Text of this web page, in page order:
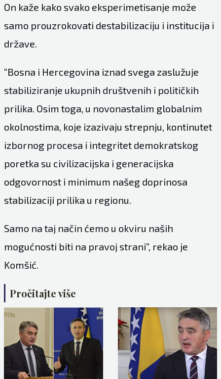
On kaže kako svako eksperimetisanje može
samo prouzrokovati destabilizaciju i institucija i
države.
“Bosna i Hercegovina iznad svega zaslužuje
stabiliziranje ukupnih društvenih i političkih
prilika. Osim toga, u novonastalim globalnim
okolnostima, koje izazivaju strepnju, kontinutet
izbornog procesa i integritet demokratskog
poretka su civilizacijska i generacijska
odgovornost i minimum našeg doprinosa
stabilizaciji prilika u regionu.
Samo na taj način ćemo u okviru naših
mogućnosti biti na pravoj strani”, rekao je
Komšić.
Pročitajte više